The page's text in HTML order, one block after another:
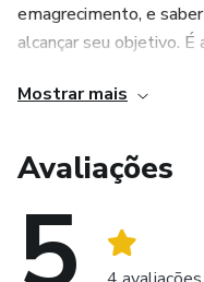
emagrecimento, e
alcançar seu objetivo.
ou seja, te dando mais
Os dois juntos são o
seu objetivo.
Mostrar mais
Avaliações